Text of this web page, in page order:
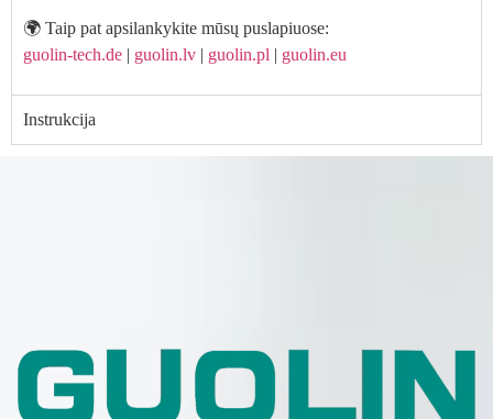
🌍 Taip pat apsilankykite mūsų puslapiuose:
guolin-tech.de | guolin.lv | guolin.pl | guolin.eu
Instrukcija